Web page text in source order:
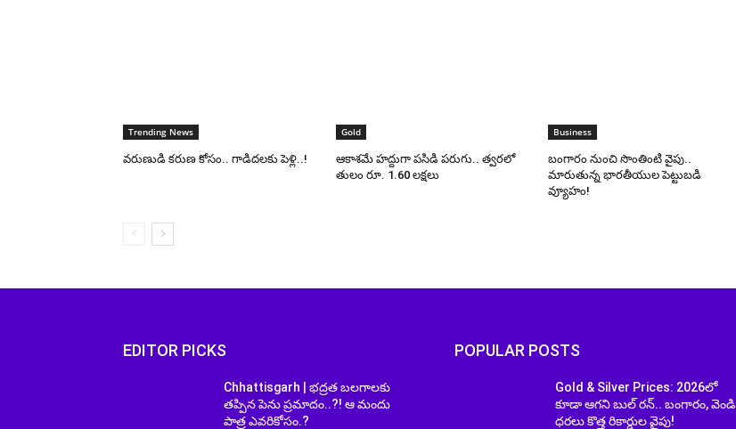
Trending News
వరుణుడి కరుణ కోసం.. గాడిదలకు పెళ్లి..!
Gold
ఆకాశమే హద్దుగా పసిడి పరుగు.. త్వరలో
తులం రూ. 1.60 లక్షలు
Business
బంగారం నుంచి సొంతింటి వైపు..
మారుతున్న భారతీయుల పెట్టుబడి
వ్యూహం!
EDITOR PICKS
Chhattisgarh | భద్రత బలగాలకు
తప్పిన పెను ప్రమాదం..?! ఆ మందు
పాత్ర ఎవరికోసం.?
POPULAR POSTS
Gold & Silver Prices: 2026లో
కూడా ఆగని బుల్ రన్.. బంగారం, వెండి
ధరలు కొత్త రికార్డుల వైపు!